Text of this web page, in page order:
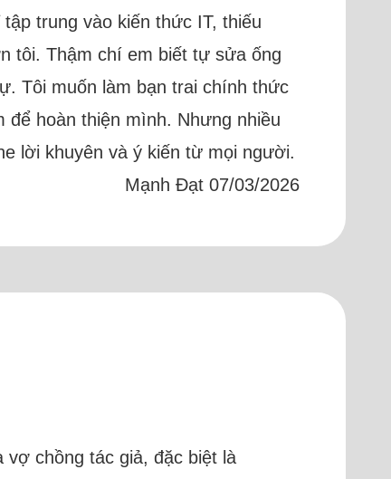
trung vào kiến thức IT, thiếu
tôi. Thậm chí em biết tự sửa ống
Tôi muốn làm bạn trai chính thức
hoàn thiện mình. Nhưng nhiều
lời khuyên và ý kiến từ mọi người.
Mạnh Đạt 07/03/2026
chồng tác giả, đặc biệt là